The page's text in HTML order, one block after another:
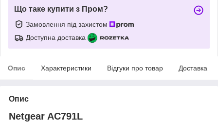
Що таке купити з Пром?
Замовлення під захистом
Доступна доставка
Опис Характеристики Відгуки про товар Доставка
Опис
Netgear AC791L